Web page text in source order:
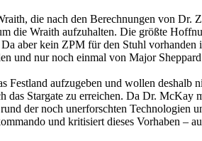
die nach den Berechnungen von Dr.
die Wraith aufzuhalten. Die größte
aber kein ZPM für den Stuhl
und nur noch einmal von Major
Festland aufzugeben und wollen
das Stargate zu erreichen. Da Dr.
der noch unerforschten Technologien
und kritisiert dieses Vorhaben